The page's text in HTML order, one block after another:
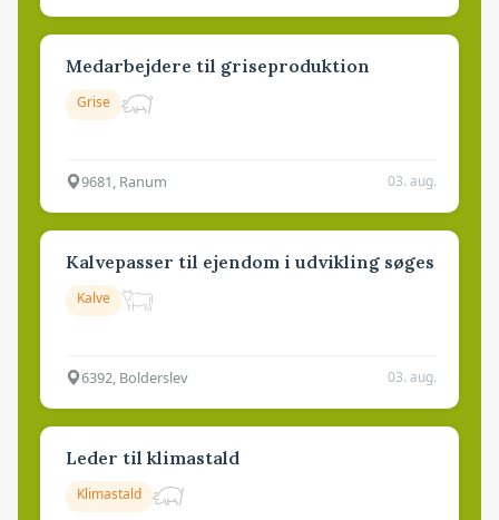
Medarbejdere til griseproduktion
Grise
9681, Ranum 03. aug.
Kalvepasser til ejendom i udvikling søges
Kalve
6392, Bolderslev 03. aug.
Leder til klimastald
Klimastald